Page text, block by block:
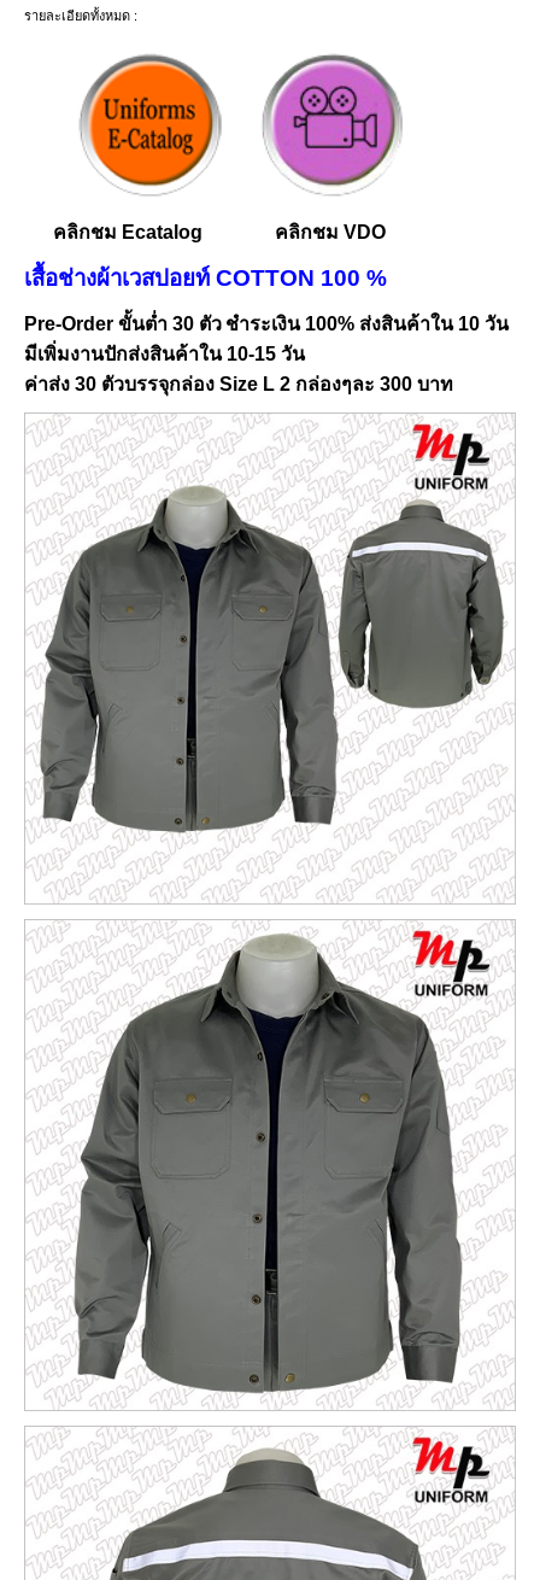
รายละเอียดทั้งหมด :
คลิกชม Ecatalog คลิกชม VDO
เสื้อช่างผ้าเวสปอยท์ COTTON 100 %
Pre-Order ขั้นต่ำ 30 ตัว ชำระเงิน 100% ส่งสินค้าใน 10 วัน
มีเพิ่มงานปักส่งสินค้าใน 10-15 วัน
ค่าส่ง 30 ตัวบรรจุกล่อง Size L 2 กล่องๆละ 300 บาท